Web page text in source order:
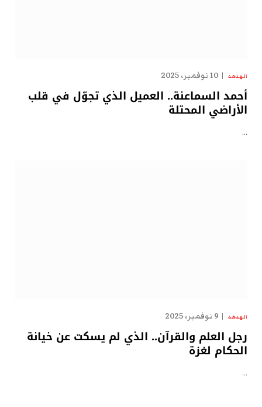
الهدهد 10 نوفمبر، 2025
أحمد السماعنة.. العميل الذي تجوّل في قلب
الأراضي المحتلة
…
الهدهد 9 نوفمبر، 2025
رجل العلم والقرآن.. الذي لم يسكت عن خيانة
الحكام لغزة
…